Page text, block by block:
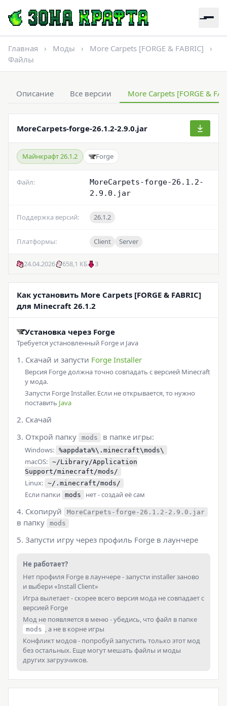
Главная › Моды › More Carpets [FORGE & FABRIC]
›
Файлы
Описание Все версии More Carpets [FORGE &
MoreCarpets-forge-26.1.2-2.9.0.jar
Майнкрафт 26.1.2 Forge
Файл:
MoreCarpets-forge-26.1.2-
2.9.0.jar
Поддержка версий: 26.1.2
Платформы: Client Server
24.04.2026 658,1 КБ 3
Как установить More Carpets [FORGE & FABRIC]
для Minecraft 26.1.2
Установка через Forge
Требуется установленный Forge и Java
Скачай и запусти Forge Installer
Версия Forge должна точно совпадать с версией Minecraft
у мода.
Запусти Forge Installer. Если не открывается, то нужно
поставить Java
Скачай
Открой папку
mods в папке игры:
Windows: %appdata%\.minecraft\mods\
macOS: ~/Library/Application
Support/minecraft/mods/
Linux: ~/.minecraft/mods/
Если папки mods нет - создай её сам
Скопируй MoreCarpets-forge-26.1.2-2.9.0.jar
в папку mods
Запусти игру через профиль Forge в лаунчере
Не работает?
Нет профиля Forge в лаунчере - запусти installer заново
и выбери «Install Client»
Игра вылетает - скорее всего версия мода не совпадает с
версией Forge
Мод не появляется в меню - убедись, что файл в папке
mods , а не в корне игры
Конфликт модов - попробуй запустить только этот мод
без остальных. Еще могут мешать файлы и моды
других загрузчиков.